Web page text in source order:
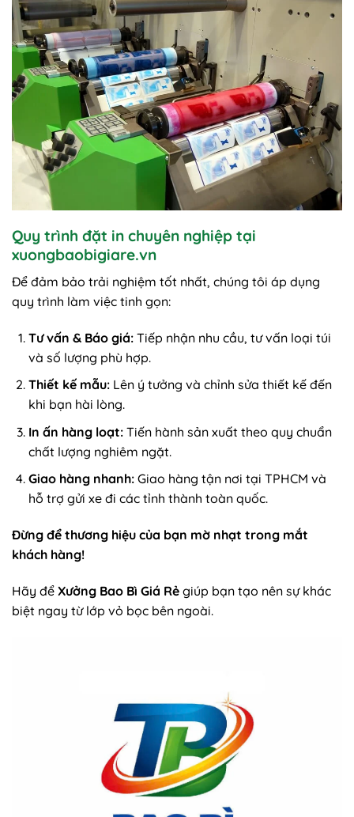
Quy trình đặt in chuyên nghiệp tại
xuongbaobigiare.vn
Để đảm bảo trải nghiệm tốt nhất, chúng tôi áp dụng
quy trình làm việc tinh gọn:
Tư vấn & Báo giá:Tiếp nhận nhu cầu, tư vấn loại túi
và số lượng phù hợp.
Thiết kế mẫu:Lên ý tưởng và chỉnh sửa thiết kế đến
khi bạn hài lòng.
In ấn hàng loạt:Tiến hành sản xuất theo quy chuẩn
chất lượng nghiêm ngặt.
Giao hàng nhanh:Giao hàng tận nơi tại TPHCM và
hỗ trợ gửi xe đi các tỉnh thành toàn quốc.
Đừng để thương hiệu của bạn mờ nhạt trong mắt
khách hàng!
Hãy để Xưởng Bao Bì Giá Rẻ giúp bạn tạo nên sự khác
biệt ngay từ lớp vỏ bọc bên ngoài.